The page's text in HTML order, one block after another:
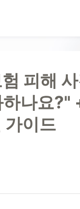
피해
나요?"
가이드